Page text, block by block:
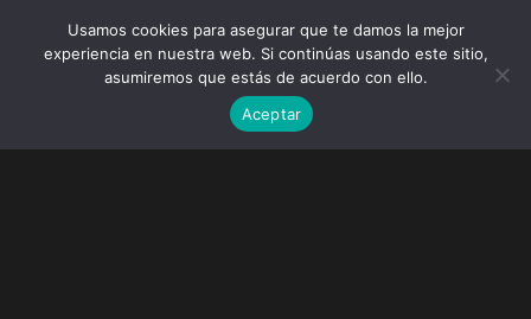
Elisa & Ángel
Usamos cookies para asegurar que te damos la mejor
experiencia en nuestra web. Si continúas usando este sitio,
asumiremos que estás de acuerdo con ello.
Aceptar